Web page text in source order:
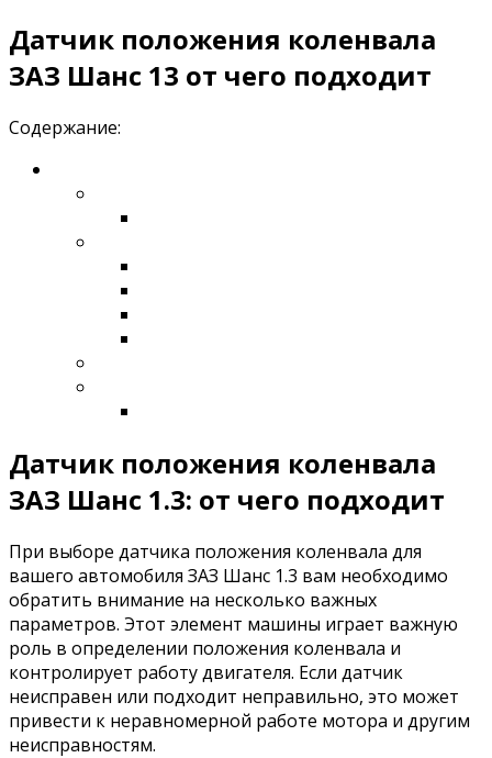
Датчик положения коленвала
ЗАЗ Шанс 13 от чего подходит
Содержание:
Датчик положения коленвала
ЗАЗ Шанс 1.3: от чего подходит
При выборе датчика положения коленвала для
вашего автомобиля ЗАЗ Шанс 1.3 вам необходимо
обратить внимание на несколько важных
параметров. Этот элемент машины играет важную
роль в определении положения коленвала и
контролирует работу двигателя. Если датчик
неисправен или подходит неправильно, это может
привести к неравномерной работе мотора и другим
неисправностям.